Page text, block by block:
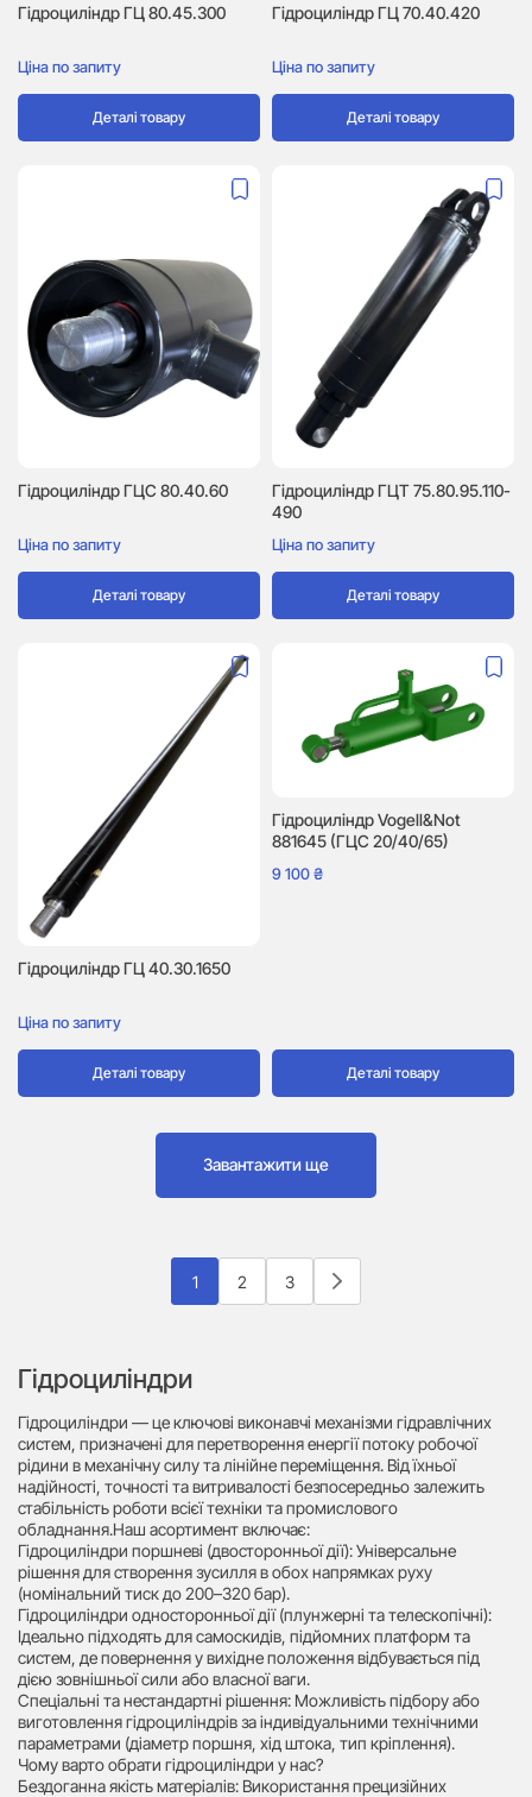
Гідроциліндр ГЦ 80.45.300
Ціна по запиту
Деталі товару
Гідроциліндр ГЦ 70.40.420
Ціна по запиту
Деталі товару
Гідроциліндр ГЦC 80.40.60
Ціна по запиту
Деталі товару
Гідроциліндр ГЦТ 75.80.95.110-
490
Ціна по запиту
Деталі товару
Гідроциліндр ГЦ 40.30.1650
Ціна по запиту
Деталі товару
Гідроциліндр Vogell&Not
881645 (ГЦС 20/40/65)
9 100₴
Деталі товару
Завантажити ще
1 2 3
Гідроциліндри
Гідроциліндри — це ключові виконавчі механізми гідравлічних
систем, призначені для перетворення енергії потоку робочої
рідини в механічну силу та лінійне переміщення. Від їхньої
надійності, точності та витривалості безпосередньо залежить
стабільність роботи всієї техніки та промислового
обладнання.Наш асортимент включає:
Гідроциліндри поршневі (двосторонньої дії): Універсальне
рішення для створення зусилля в обох напрямках руху
(номінальний тиск до 200–320 бар).
Гідроциліндри односторонньої дії (плунжерні та телескопічні):
Ідеально підходять для самоскидів, підйомних платформ та
систем, де повернення у вихідне положення відбувається під
дією зовнішньої сили або власної ваги.
Спеціальні та нестандартні рішення: Можливість підбору або
виготовлення гідроциліндрів за індивідуальними технічними
параметрами (діаметр поршня, хід штока, тип кріплення).
Чому варто обрати гідроциліндри у нас?
Бездоганна якість матеріалів: Використання прецизійних